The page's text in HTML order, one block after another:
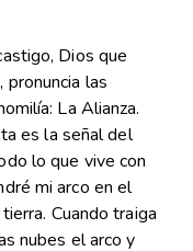
Dios que
las
La Alianza.
es la señal del
lo que vive con
mi arco en el
Cuando traiga
nubes el arco y